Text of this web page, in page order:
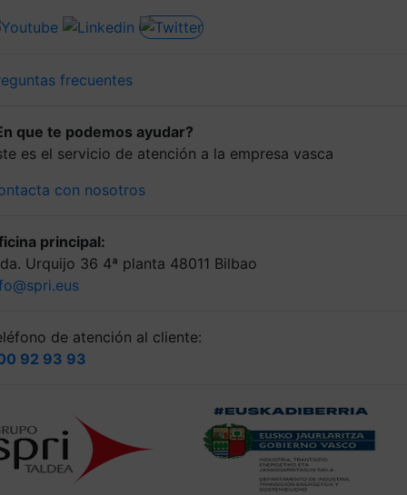
frecuentes
que te podemos ayudar?
es el servicio de atención a la empresa vasca
con nosotros
principal:
Urquijo 36 4ª planta 48011 Bilbao
de atención al cliente:
92 93 93